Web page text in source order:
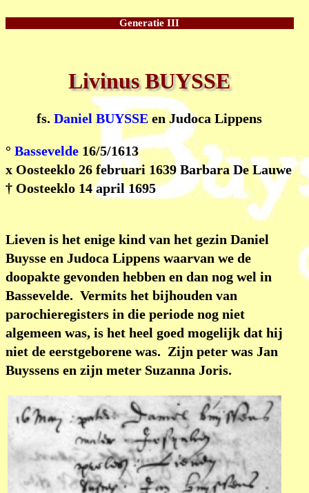
Generatie III
Livinus BUYSSE
fs.DanielBUYSSE en Judoca Lippens
° Bassevelde 16/5/1613
x Oosteeklo 26 februari 1639 Barbara De Lauwe
† Oosteeklo 14 april 1695
Lieven is het enige kind van het gezin Daniel
Buysse en Judoca Lippens waarvan we de
doopakte gevonden hebben en dan nog wel in
Bassevelde. Vermits het bijhouden van
parochieregisters in die periode nog niet
algemeen was, is het heel goed mogelijk dat hij
niet de eerstgeborene was. Zijn peter was Jan
Buyssens en zijn meter Suzanna Joris.